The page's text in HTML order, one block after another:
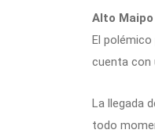
Alto
El
cuenta con
La llegada
todo